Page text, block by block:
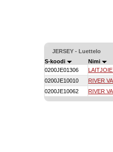
JERSEY - Luettelo
S-koodi Nimi
0200JE01306
0200JE10010
RIVER
0200JE10062
RIVER